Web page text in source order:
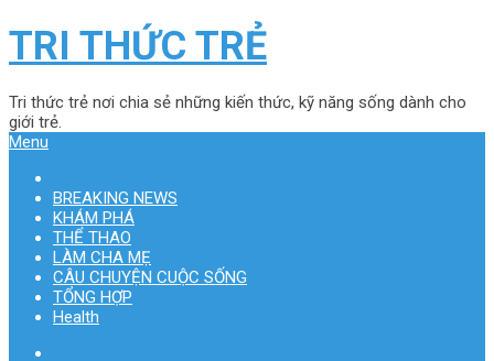
TRI THỨC TRẺ
Tri thức trẻ nơi chia sẻ những kiến thức, kỹ năng sống dành cho
giới trẻ.
Menu
BREAKING NEWS
KHÁM PHÁ
THỂ THAO
LÀM CHA MẸ
CÂU CHUYỆN CUỘC SỐNG
TỔNG HỢP
Health